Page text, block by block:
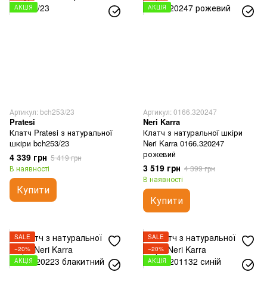
АКЦІЯ
Артикул: bch253/23
Pratesi
Клатч Pratesi з натуральної
шкіри bch253/23
4 339 грн 5 419 грн
В наявності
Купити
АКЦІЯ
Артикул: 0166.320247
Neri Karra
Клатч з натуральної шкіри
Neri Karra 0166.320247
рожевий
3 519 грн 4 399 грн
В наявності
Купити
SALE
−20%
АКЦІЯ
SALE
−20%
АКЦІЯ